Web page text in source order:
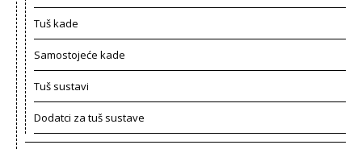
Tuš kade
Samostojeće kade
Tuš sustavi
Dodatci za tuš sustave